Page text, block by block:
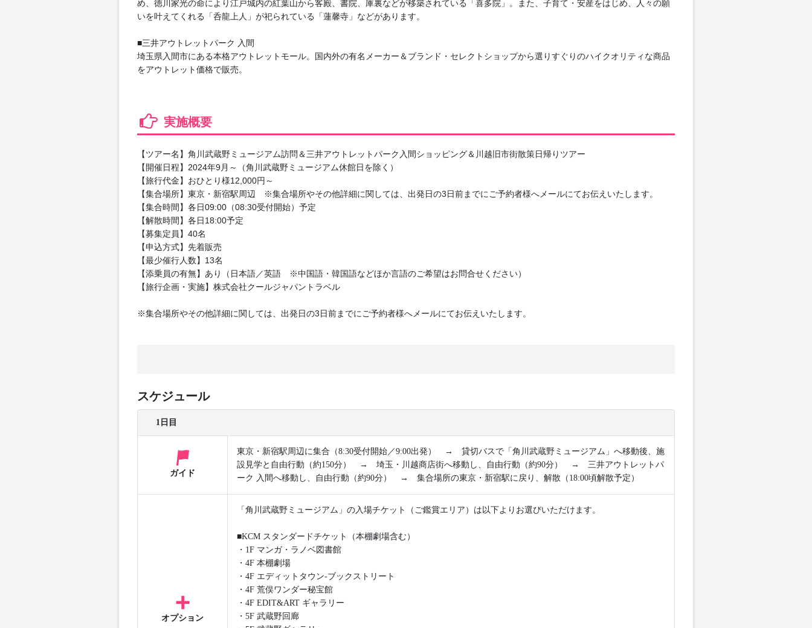
め、徳川家光の命により江戸城内の紅葉山から客殿、書院、庫裏などが移築されている「喜多院」。また、子育て・安産をはじめ、人々の願
いを叶えてくれる「呑龍上人」が祀られている「蓮馨寺」などがあります。
■三井アウトレットパーク 入間
埼玉県入間市にある本格アウトレットモール。国内外の有名メーカー＆ブランド・セレクトショップから選りすぐりのハイクオリティな商品
をアウトレット価格で販売。
実施概要
【ツアー名】角川武蔵野ミュージアム訪問＆三井アウトレットパーク入間ショッピング＆川越旧市街散策日帰りツアー
【開催日程】2024年9月～（角川武蔵野ミュージアム休館日を除く）
【旅行代金】おひとり様12,000円～
【集合場所】東京・新宿駅周辺 ※集合場所やその他詳細に関しては、出発日の3日前までにご予約者様へメールにてお伝えいたします。
【集合時間】各日09:00（08:30受付開始）予定
【解散時間】各日18:00予定
【募集定員】40名
【申込方式】先着販売
【最少催行人数】13名
【添乗員の有無】あり（日本語／英語 ※中国語・韓国語などほか言語のご希望はお問合せください）
【旅行企画・実施】株式会社クールジャパントラベル
※集合場所やその他詳細に関しては、出発日の3日前までにご予約者様へメールにてお伝えいたします。
スケジュール
1日目
ガイド
東京・新宿駅周辺に集合（8:30受付開始／9:00出発） → 貸切バスで「角川武蔵野ミュージアム」へ移動後、施
設見学と自由行動（約150分） → 埼玉・川越商店街へ移動し、自由行動（約90分） → 三井アウトレットパ
ーク 入間へ移動し、自由行動（約90分） → 集合場所の東京・新宿駅に戻り、解散（18:00頃解散予定）
オプション
「角川武蔵野ミュージアム」の入場チケット（ご鑑賞エリア）は以下よりお選びいただけます。
■KCM スタンダードチケット（本棚劇場含む）
・1F マンガ・ラノベ図書館
・4F 本棚劇場
・4F エディットタウン-ブックストリート
・4F 荒俣ワンダー秘宝館
・4F EDIT&ART ギャラリー
・5F 武蔵野回廊